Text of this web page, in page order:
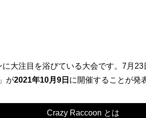
大注目を浴びている大会です。7月23
が2021年10月9日 に開催することが発
Crazy Raccoon とは